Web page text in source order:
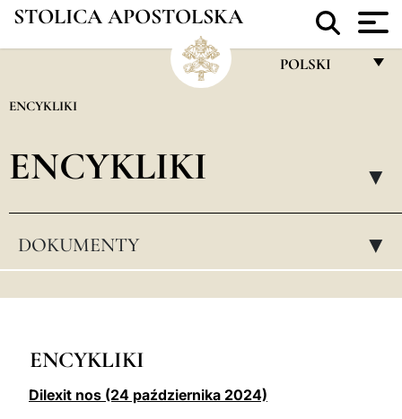
STOLICA APOSTOLSKA
POLSKI
DEUTSCH
ENCYKLIKI
ENCYKLIKI ▸
DOKUMENTY ▸
ENCYKLIKI
Dilexit nos (24 października 2024)